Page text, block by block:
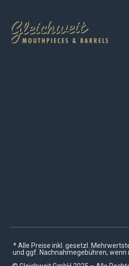
* Alle Preise inkl. gesetzl.
und ggf. Nachnahmegebühren,